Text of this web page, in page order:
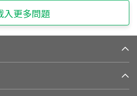
入更多問題